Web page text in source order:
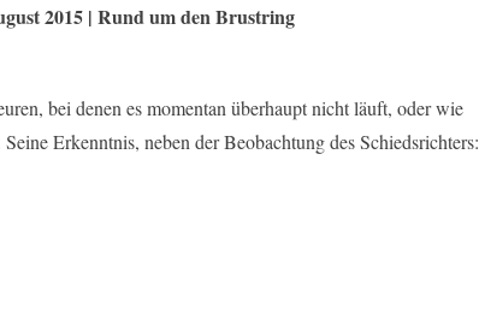
2015 | Rund um den Brustring
bei denen es momentan überhaupt nicht läuft, oder wie
Erkenntnis, neben der Beobachtung des Schiedsrichters: